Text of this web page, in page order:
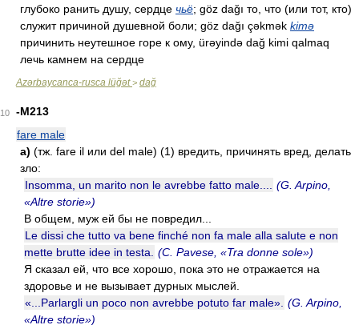
глубоко ранить душу, сердце чьё; göz dağı то, что (или тот, кто)
служит причиной душевной боли; göz dağı çəkmək kimə
причинить неутешное горе к ому, ürəyində dağ kimi qalmaq
лечь камнем на сердце
Azərbaycanca-rusca lüğət> dağ
10
-M213
fare male
a) (тж. fare il или del male) (1) вредить, причинять вред, делать
зло:
Insomma, un marito non le avrebbe fatto male....
(G. Arpino,
«Altre storie»)
В общем, муж ей бы не повредил...
Le dissi che tutto va bene finché non fa male alla salute e non
mette brutte idee in testa.
(C. Pavese, «Tra donne sole»)
Я сказал ей, что все хорошо, пока это не отражается на
здоровье и не вызывает дурных мыслей.
«...Parlargli un poco non avrebbe potuto far male». (G. Arpino,
«Altre storie»)